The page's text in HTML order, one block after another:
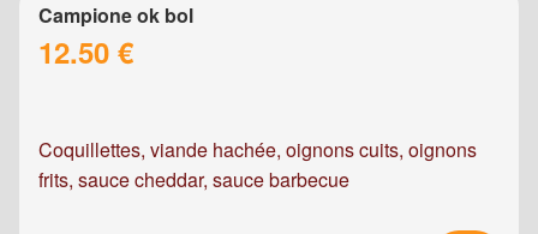
Campione ok bol
12.50 €
Coquillettes, viande hachée, oignons cuits, oignons
frits, sauce cheddar, sauce barbecue